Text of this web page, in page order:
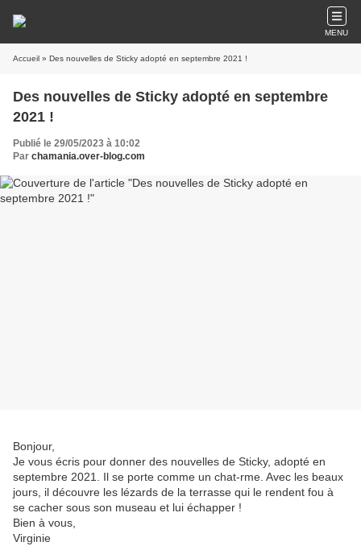
MENU
Accueil » Des nouvelles de Sticky adopté en septembre 2021 !
Des nouvelles de Sticky adopté en septembre
2021 !
Publié le 29/05/2023 à 10:02
Par chamania.over-blog.com
Bonjour,
Je vous écris pour donner des nouvelles de Sticky, adopté en
septembre 2021. Il se porte comme un chat-rme. Avec les beaux
jours, il découvre les lézards de la terrasse qui le rendent fou à
se cacher sous son museau et lui échapper !
Bien à vous,
Virginie